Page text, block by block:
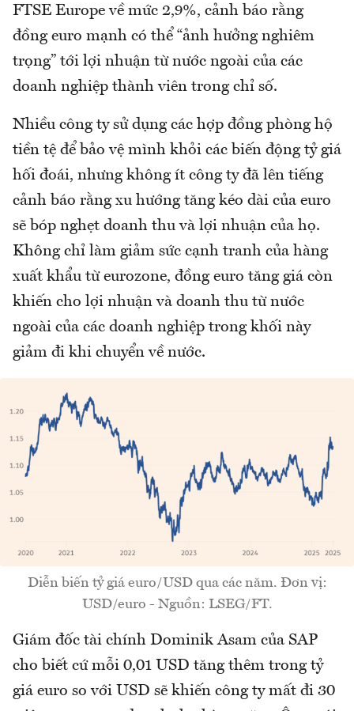
FTSE Europe về mức 2,9%, cảnh báo rằng
đồng euro mạnh có thể “ảnh hưởng nghiêm
trọng” tới lợi nhuận từ nước ngoài của các
doanh nghiệp thành viên trong chỉ số.
Nhiều công ty sử dụng các hợp đồng phòng hộ
tiền tệ để bảo vệ mình khỏi các biến động tỷ giá
hối đoái, nhưng không ít công ty đã lên tiếng
cảnh báo rằng xu hướng tăng kéo dài của euro
sẽ bóp nghẹt doanh thu và lợi nhuận của họ.
Không chỉ làm giảm sức cạnh tranh của hàng
xuất khẩu từ eurozone, đồng euro tăng giá còn
khiến cho lợi nhuận và doanh thu từ nước
ngoài của các doanh nghiệp trong khối này
giảm đi khi chuyển về nước.
Diễn biến tỷ giá euro/USD qua các năm. Đơn vị:
USD/euro - Nguồn: LSEG/FT.
Giám đốc tài chính Dominik Asam của SAP
cho biết cứ mỗi 0,01 USD tăng thêm trong tỷ
giá euro so với USD sẽ khiến công ty mất đi 30